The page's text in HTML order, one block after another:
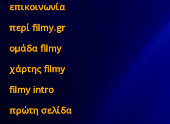
επικοινωνία
περί filmy.gr
ομάδα filmy
χάρτης filmy
filmy intro
πρώτη σελίδα